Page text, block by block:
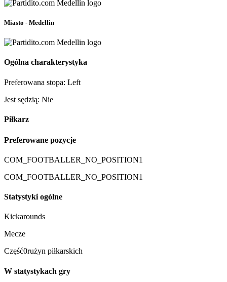
Miasto - Medellin
Ogólna charakterystyka
Preferowana stopa: Left
Jest sędzią: Nie
Piłkarz
Preferowane pozycje
COM_FOOTBALLER_NO_POSITION1
COM_FOOTBALLER_NO_POSITION1
Statystyki ogólne
Kickarounds
Mecze
Część0rużyn piłkarskich
W statystykach gry